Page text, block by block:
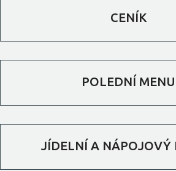
CENÍK
POLEDNÍ MENU
JÍDELNÍ A NÁPOJOVÝ